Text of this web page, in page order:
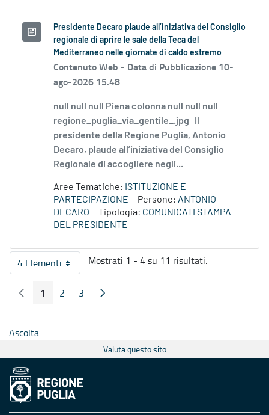
Presidente Decaro plaude all’iniziativa del Consiglio
regionale di aprire le sale della Teca del
Mediterraneo nelle giornate di caldo estremo
Contenuto Web - Data di Pubblicazione 10-
ago-2026 15.48
null null null Piena colonna null null null
regione_puglia_via_gentile_.jpg Il
presidente della Regione Puglia, Antonio
Decaro, plaude all’iniziativa del Consiglio
Regionale di accogliere negli...
Aree Tematiche: ISTITUZIONE E
PARTECIPAZIONE
Persone: ANTONIO
DECARO
Tipologia: COMUNICATI STAMPA
DEL PRESIDENTE
4 ElementiPer pagina
Mostrati 1 - 4 su 11 risultati.
Pagina Precedente
Pagina
1 Pagina
2 Pagina
3 Pagina Seguente
Ascolta
Valuta questo sito